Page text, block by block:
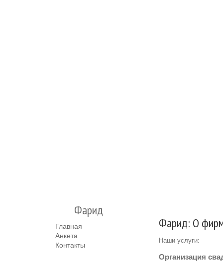
Фарид
Главная
Анкета
Контакты
Фарид: О
Наши услуги:
Организация